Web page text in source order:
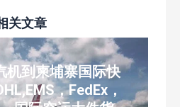
关文章
机到柬埔寨国际快
，FedEx，